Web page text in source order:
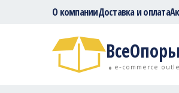
О компанииДоставка и оплата
ВсеОпоры
e-commerce